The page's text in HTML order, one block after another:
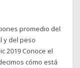
promedio del
y del peso
2019 Conoce el
cómo está